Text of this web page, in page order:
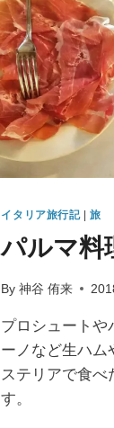
イタリア旅行記|旅
パルマ料
By 神谷 侑来
プロシュートや
ーノなど生ハム
ステリアで食べ
す。